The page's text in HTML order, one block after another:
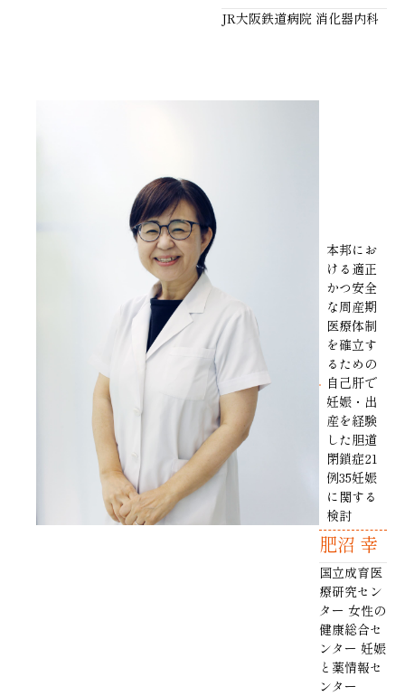
JR大阪鉄道病院 消化器内科
本邦にお
ける適正
かつ安全
な周産期
医療体制
を確立す
るための
自己肝で
妊娠・出
産を経験
した胆道
閉鎖症21
例35妊娠
に関する
検討
肥沼 幸
国立成育医
療研究セン
ター 女性の
健康総合セ
ンター 妊娠
と薬情報セ
ンター